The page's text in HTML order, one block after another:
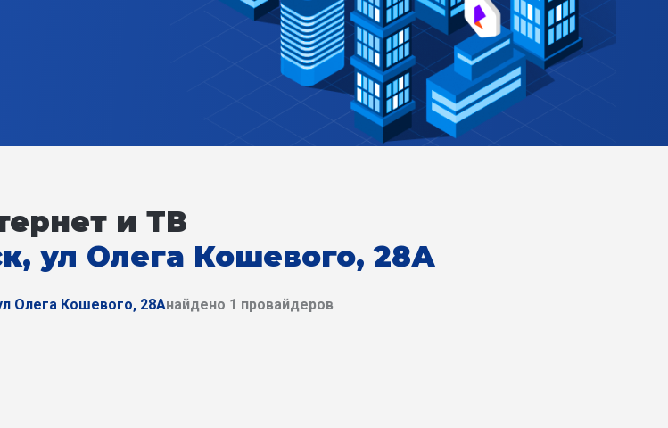
и ТВ
ул Олега Кошевого, 28А
Олега Кошевого, 28Анайдено 1 провайдеров